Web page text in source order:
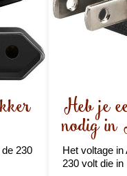
230
Heb je
nodig
Het voltage
230 volt die